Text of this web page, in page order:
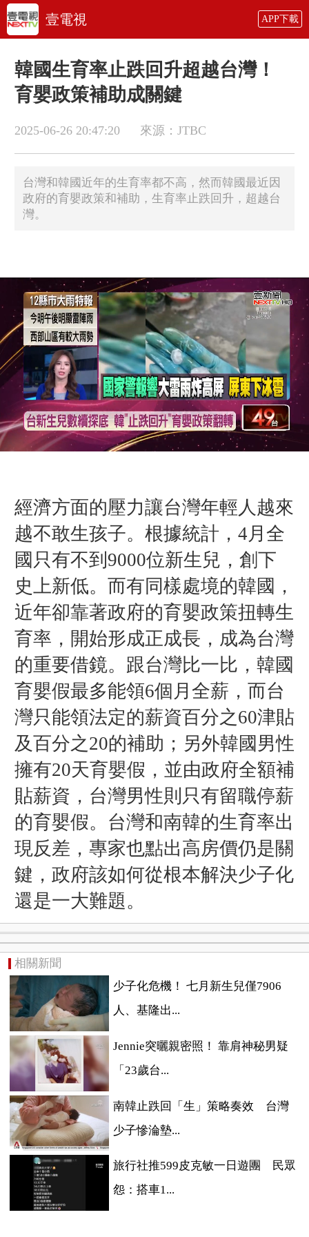
壹電視 APP下載
韓國生育率止跌回升超越台灣！
育嬰政策補助成關鍵
2025-06-26 20:47:20 來源：JTBC
台灣和韓國近年的生育率都不高，然而韓國最近因
政府的育嬰政策和補助，生育率止跌回升，超越台
灣。
經濟方面的壓力讓台灣年輕人越來
越不敢生孩子。根據統計，4月全
國只有不到9000位新生兒，創下
史上新低。而有同樣處境的韓國，
近年卻靠著政府的育嬰政策扭轉生
育率，開始形成正成長，成為台灣
的重要借鏡。 跟台灣比一比，韓國
育嬰假最多能領6個月全薪，而台
灣只能領法定的薪資百分之60津貼
及百分之20的補助；另外韓國男性
擁有20天育嬰假，並由政府全額補
貼薪資，台灣男性則只有留職停薪
的育嬰假。 台灣和南韓的生育率出
現反差，專家也點出高房價仍是關
鍵，政府該如何從根本解決少子化
還是一大難題。
相關新聞
少子化危機！ 七月新生兒僅7906
人、基隆出...
Jennie突曬親密照！ 靠肩神秘男疑
「23歲台...
南韓止跌回「生」策略奏效 台灣
少子慘淪墊...
旅行社推599皮克敏一日遊團 民眾
怨：搭車1...